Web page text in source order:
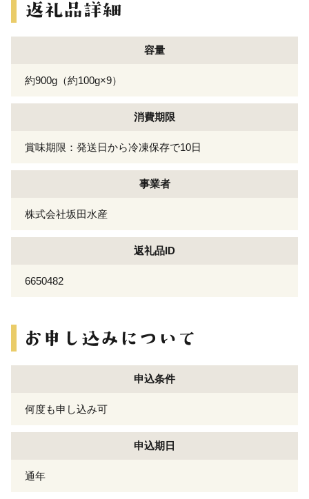
容量
約900g（約100g×9）
消費期限
賞味期限：発送日から冷凍保存で10日
事業者
株式会社坂田水産
返礼品ID
6650482
申込条件
何度も申し込み可
申込期日
通年